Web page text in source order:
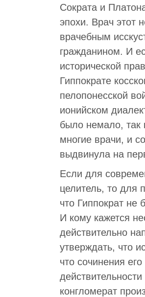
Сократа и
эпохи. Врач этот
врачебным
гражданином. И
исторической
Гиппократе
пелопонесской
ионийском
было немало, так
многие врачи, и
выдвинула на
Если для
целитель, то для
что Гиппократ
И кому кажется
действительно
утверждать, что
что сочинения
конгломерат